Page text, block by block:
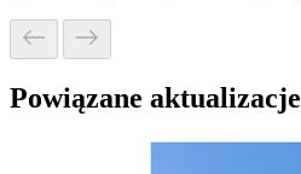
Powiązane aktualizacje